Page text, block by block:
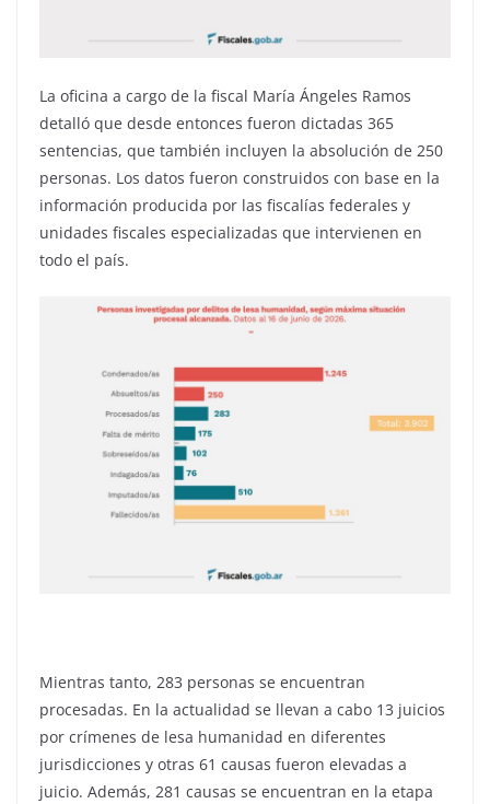
La oficina a cargo de la fiscal María Ángeles Ramos
detalló que desde entonces fueron dictadas 365
sentencias, que también incluyen la absolución de 250
personas. Los datos fueron construidos con base en la
información producida por las fiscalías federales y
unidades fiscales especializadas que intervienen en
todo el país.
Mientras tanto, 283 personas se encuentran
procesadas. En la actualidad se llevan a cabo 13 juicios
por crímenes de lesa humanidad en diferentes
jurisdicciones y otras 61 causas fueron elevadas a
juicio. Además, 281 causas se encuentran en la etapa